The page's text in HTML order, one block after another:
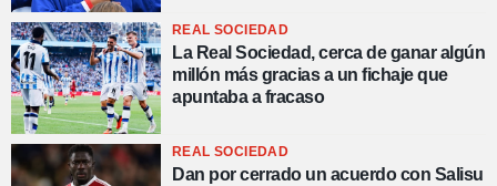
REAL SOCIEDAD
La Real Sociedad, cerca de ganar algún
millón más gracias a un fichaje que
apuntaba a fracaso
REAL SOCIEDAD
Dan por cerrado un acuerdo con Salisu